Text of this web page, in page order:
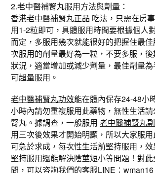
2.老中醫補腎丸服用方法與劑量：
香港老中醫補腎丸正品 吃法，只需在房
用1-2粒即可，具體服用時間要根據個人
而定，多服用幾次就能很好的把握住最
次服用的劑量最好為一粒，不要多服，
狀況，適當增加或減少劑量，最佳劑量
可超量服用。
老中醫補腎丸功效能在體內保存24-48小
小時內請勿重複服用此藥物，無性生活
腎丸。據調查，一般服用老中醫補腎丸
用三次後效果才開始明顯，所以大家服
可急於求成，每次性生活前堅持服用，效
堅持服用還能解決陰莖短小等問題！對
問，可以咨詢我們的客服LINE：